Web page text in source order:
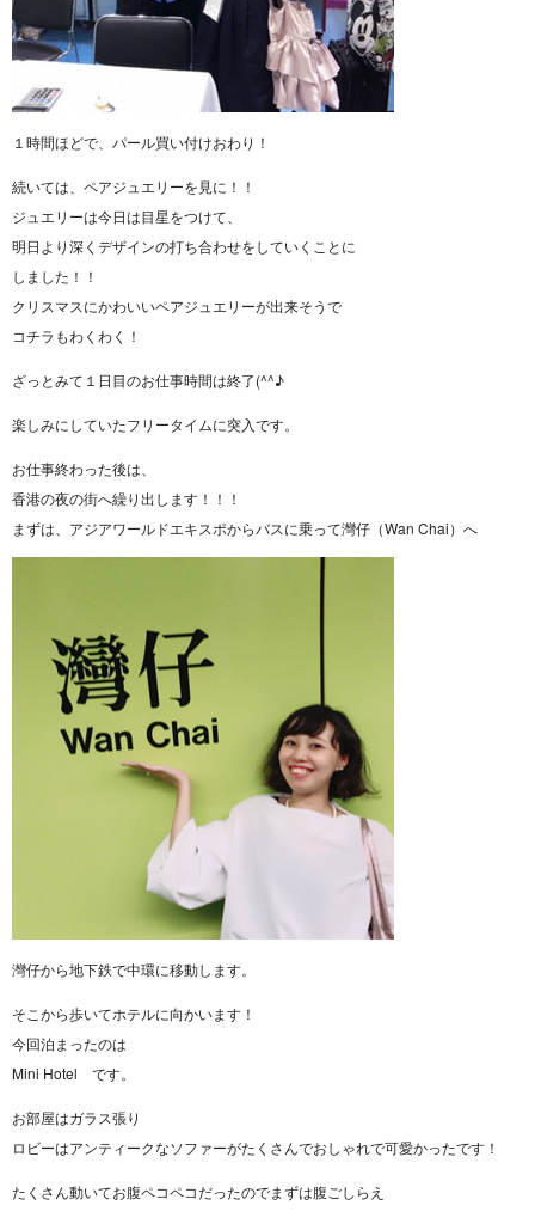
１時間ほどで、パール買い付けおわり！
続いては、ペアジュエリーを見に！！
ジュエリーは今日は目星をつけて、
明日より深くデザインの打ち合わせをしていくことに
しました！！
クリスマスにかわいいペアジュエリーが出来そうで
コチラもわくわく！
ざっとみて１日目のお仕事時間は終了(^^♪
楽しみにしていたフリータイムに突入です。
お仕事終わった後は、
香港の夜の街へ繰り出します！！！
まずは、アジアワールドエキスポからバスに乗って灣仔（Wan Chai）へ
灣仔から地下鉄で中環に移動します。
そこから歩いてホテルに向かいます！
今回泊まったのは
Mini Hotel です。
お部屋はガラス張り
ロビーはアンティークなソファーがたくさんでおしゃれで可愛かったです！
たくさん動いてお腹ペコペコだったのでまずは腹ごしらえ